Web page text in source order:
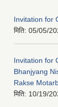
Invitation for
मिति: 05/05/
Invitation for
Bhanjyang
Rakse
मिति: 10/19/